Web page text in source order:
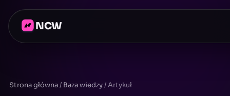
NCW
Strona główna/ Baza wiedzy/Artykuł